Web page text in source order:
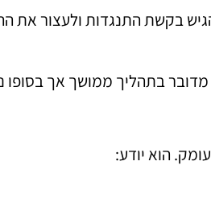
בקשת התנגדות ולעצור את
מדובר בתהליך ממושך אך
הוא יודע: